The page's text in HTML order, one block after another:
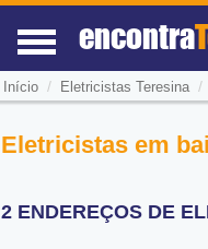
encontra
Início / Eletricistas Teresina/
Eletricistas em
2 ENDEREÇOS DE